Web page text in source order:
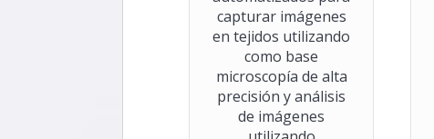
capturar imágenes
en tejidos utilizando
como base
microscopía de alta
precisión y análisis
de imágenes